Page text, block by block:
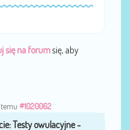
się na forumsię, aby
#1020062